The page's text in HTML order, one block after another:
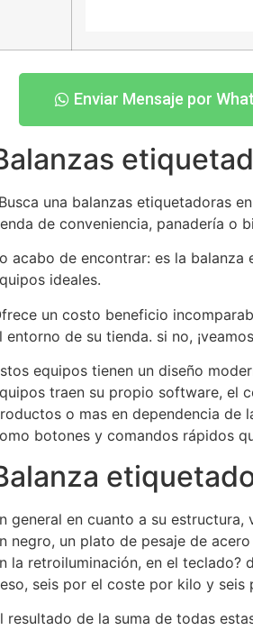
Enviar Mensaje por
una balanzas etiquetadoras
de conveniencia, panadería o
acabo de encontrar: es la balanza
ideales.
un costo beneficio
entorno de su tienda. si no,
equipos tienen un diseño
traen su propio software, el
o mas en dependencia de
botones y comandos rápidos
general en cuanto a su
negro, un plato de pesaje de
la retroiluminación, en el teclado?
seis por el coste por kilo y seis
resultado de la suma de todas